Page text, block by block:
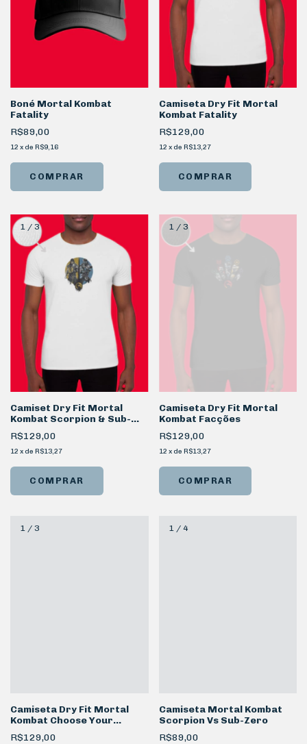
Boné Mortal Kombat
Fatality
R$89,00
12 x de R$9,16
Camiseta Dry Fit Mortal
Kombat Fatality
R$129,00
12 x de R$13,27
COMPRAR
1 / 3
Camiset Dry Fit Mortal
Kombat Scorpion & Sub-
Zero
R$129,00
12 x de R$13,27
COMPRAR
1/ 3
Camiseta Dry Fit Mortal
Kombat Facções
R$129,00
12 x de R$13,27
COMPRAR
1 / 3
Camiseta Dry Fit Mortal
Kombat Choose Your
Fighter
R$129,00
1/ 4
Camiseta Mortal Kombat
Scorpion Vs Sub-Zero
R$89,00